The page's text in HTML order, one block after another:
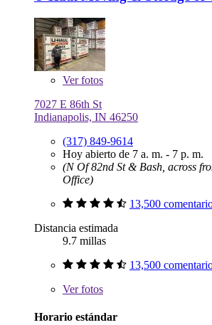
Verfotos
7027 E 86th St
Indianapolis, IN 46250
(317) 849-9614
Hoy abierto de 7 a. m. - 7 p. m.
(N Of 82nd St & Bash, across
Office)
13,500
Distancia estimada
9.7 millas
13,500
Verfotos
Horario estándar